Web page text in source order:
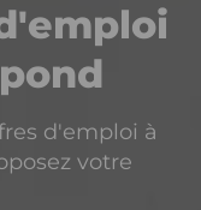
d'emploi à
votre